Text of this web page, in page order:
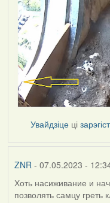
Увайдзіце ці
ZNR - 07.05.2023 -
Хоть насиживание и
позволять самцу греть